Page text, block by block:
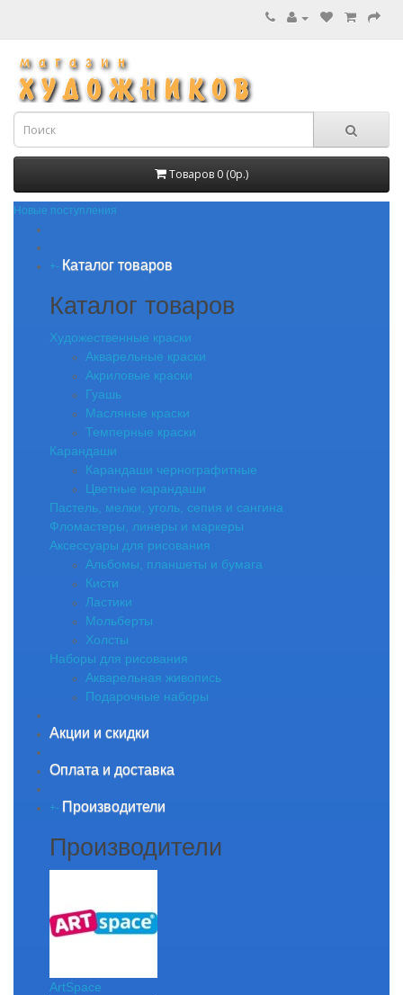
Товаров 0 (0р.)
Новые поступления
+- Каталог товаров
Каталог товаров
Художественные краски
Акварельные краски
Акриловые краски
Гуашь
Масляные краски
Темперные краски
Карандаши
Карандаши чернографитные
Цветные карандаши
Пастель, мелки, уголь, сепия и сангина
Фломастеры, линеры и маркеры
Аксессуары для рисования
Альбомы, планшеты и бумага
Кисти
Ластики
Мольберты
Холсты
Наборы для рисования
Акварельная живопись
Подарочные наборы
Акции и скидки
Оплата и доставка
+- Производители
Производители
ArtSpace